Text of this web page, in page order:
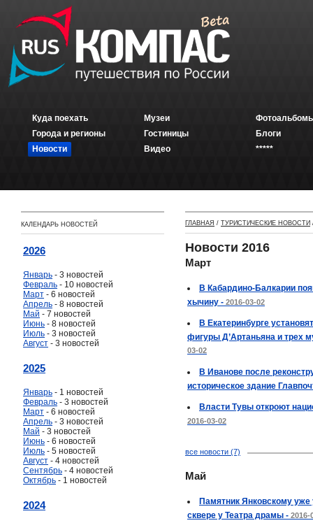
Куда поехать
Города и регионы
Новости
Музеи
Гостиницы
Видео
Блоги
*****
КАЛЕНДАРЬ НОВОСТЕЙ
2026
Январь - 3 новостей
Февраль - 10 новостей
Март - 6 новостей
Апрель - 8 новостей
Май - 7 новостей
Июнь - 8 новостей
Июль - 3 новостей
Август - 3 новостей
2025
Январь - 1 новостей
Февраль - 3 новостей
Март - 6 новостей
Апрель - 3 новостей
Май - 3 новостей
Июнь - 6 новостей
Июль - 5 новостей
Август - 4 новостей
Сентябрь - 4 новостей
Октябрь - 1 новостей
2024
ГЛАВНАЯ / ТУРИСТИЧЕСКИЕ НОВОСТИ
Новости 2016
Март
В Кабардино-Балкарии
хычину - 2016-03-02
В Екатеринбурге
фигуры Д’Артаньяна и трех
03-02
В Иванове после
историческое здание
Власти Тувы откроют
2016-03-02
все новости (7)
Май
Памятник Янковскому уже
сквере у Театра драмы - 2016-